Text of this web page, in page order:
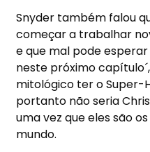
Snyder também falou
começar a trabalhar
e que mal pode
neste próximo
mitológico ter o Super-
portanto não seria
uma vez que eles são
mundo.